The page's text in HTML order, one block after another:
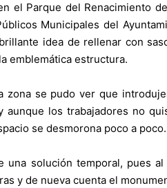
el Parque del Renacimiento
Municipales del
idea de rellenar con
emblemática estructura.
zona se pudo ver que
aunque los trabajadores no
se desmorona poco a poco.
una solución temporal, pues
y de nueva cuenta el